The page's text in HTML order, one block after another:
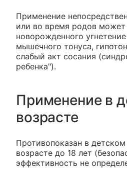
Применение
или во время родов может
новорожденного
мышечного тонуса,
слабый акт сосания
ребенка").
Применение в
возрасте
Противопоказан в
возрасте до 18 лет
эффективность не